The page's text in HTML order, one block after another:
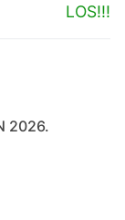
LOS!!!
2026.